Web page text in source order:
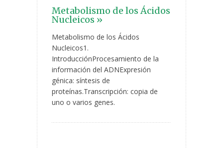
Metabolismo de los Ácidos
Nucleicos »
Metabolismo de los Ácidos
Nucleicos1.
IntroducciónProcesamiento de la
información del ADNExpresión
génica: síntesis de
proteínas.Transcripción: copia de
uno o varios genes.